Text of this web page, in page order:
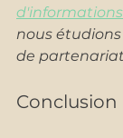
nous
de
Conclusion